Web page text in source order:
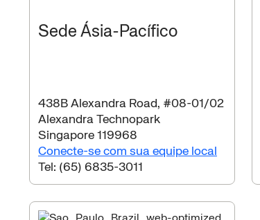
Sede Ásia-Pacífico
438B Alexandra Road, #08-01/02
Alexandra Technopark
Singapore 119968
Conecte-se com sua equipe local
Tel: (65) 6835-3011